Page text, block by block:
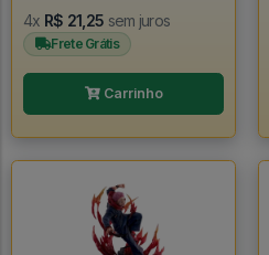
4x R$ 21,25 sem juros
Frete Grátis
Carrinho